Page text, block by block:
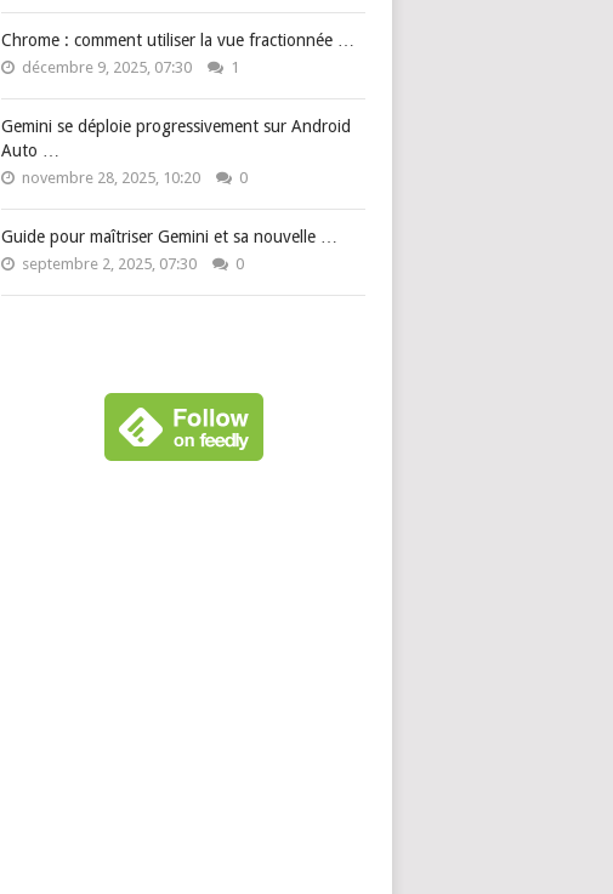
Chrome : comment utiliser la vue fractionnée …
décembre 9, 2025, 07:30 1
Gemini se déploie progressivement sur Android
Auto …
novembre 28, 2025, 10:20 0
Guide pour maîtriser Gemini et sa nouvelle …
septembre 2, 2025, 07:30 0